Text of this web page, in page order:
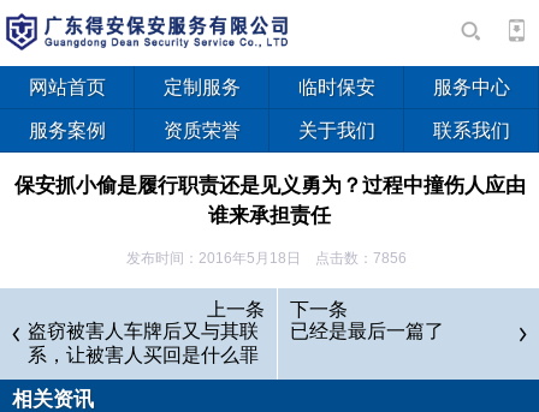
网站首页 定制服务 临时保安 服务中心
服务案例 资质荣誉 关于我们 联系我们
保安抓小偷是履行职责还是见义勇为？过程中撞伤人应由
谁来承担责任
发布时间：2016年5月18日 点击数：7856
5月11日上午8时许，陈某在某医院附近的菜市场买菜，突
然被身穿保安制服的保安席某撞倒在地。席某遂将陈某背至该医
院诊治，后陈某住院100天，伤情经鉴定：L1、2椎体压缩性骨
上一条
盗窃被害人车牌后又与其联
系，让被害人买回是什么罪
名
下一条
已经是最后一篇了
相关资讯